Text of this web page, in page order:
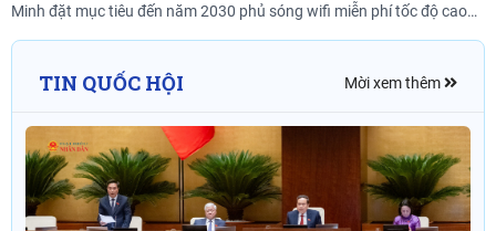
Minh đặt mục tiêu đến năm 2030 phủ sóng wifi miễn phí tốc độ cao
TIN QUỐC HỘI Mời xem thêm